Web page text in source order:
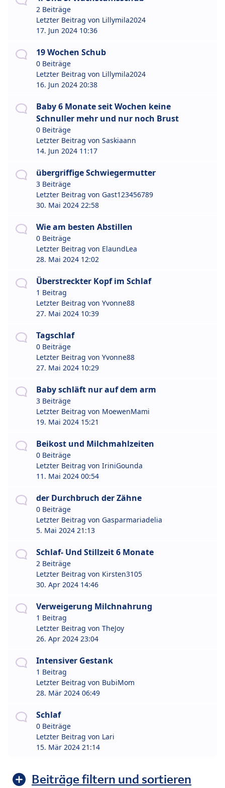
2 Beiträge
Letzter Beitrag von Lillymila2024
17. Jun 2024 10:36
19 Wochen Schub
0 Beiträge
Letzter Beitrag von Lillymila2024
16. Jun 2024 20:38
Baby 6 Monate seit Wochen keine
Schnuller mehr und nur noch Brust
0 Beiträge
Letzter Beitrag von Saskiaann
14. Jun 2024 11:17
übergriffige Schwiegermutter
3 Beiträge
Letzter Beitrag von Gast123456789
30. Mai 2024 22:58
Wie am besten Abstillen
0 Beiträge
Letzter Beitrag von ElaundLea
28. Mai 2024 12:02
Überstreckter Kopf im Schlaf
1 Beitrag
Letzter Beitrag von Yvonne88
27. Mai 2024 10:39
Tagschlaf
0 Beiträge
Letzter Beitrag von Yvonne88
27. Mai 2024 10:29
Baby schläft nur auf dem arm
3 Beiträge
Letzter Beitrag von MoewenMami
19. Mai 2024 15:21
Beikost und Milchmahlzeiten
0 Beiträge
Letzter Beitrag von IriniGounda
11. Mai 2024 00:54
der Durchbruch der Zähne
0 Beiträge
Letzter Beitrag von Gasparmariadelia
5. Mai 2024 21:13
Schlaf- Und Stillzeit 6 Monate
2 Beiträge
Letzter Beitrag von Kirsten3105
30. Apr 2024 14:46
Verweigerung Milchnahrung
1 Beitrag
Letzter Beitrag von TheJoy
26. Apr 2024 23:04
Intensiver Gestank
1 Beitrag
Letzter Beitrag von BubiMom
28. Mär 2024 06:49
Schlaf
0 Beiträge
Letzter Beitrag von Lari
15. Mär 2024 21:14
Beiträge filtern und sortieren